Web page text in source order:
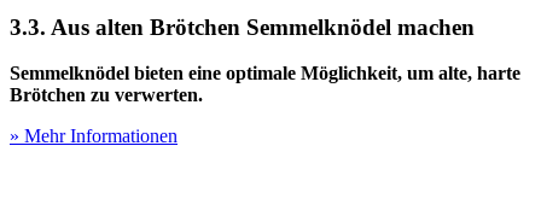
3.3. Aus alten Brötchen Semmelknödel machen
Semmelknödel bieten eine optimale Möglichkeit, um alte, harte
Brötchen zu verwerten.
» Mehr Informationen